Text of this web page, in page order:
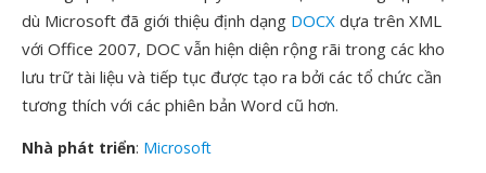
dù Microsoft đã giới thiệu định dạng DOCX dựa trên XML
với Office 2007, DOC vẫn hiện diện rộng rãi trong các kho
lưu trữ tài liệu và tiếp tục được tạo ra bởi các tổ chức cần
tương thích với các phiên bản Word cũ hơn.
Nhà phát triển: Microsoft